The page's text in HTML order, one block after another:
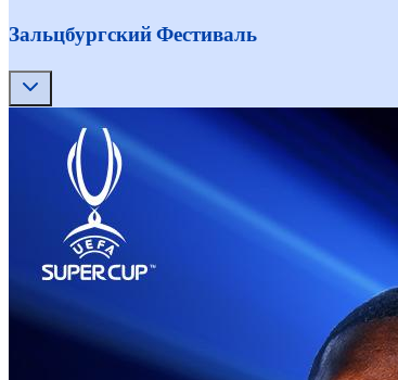
Зальцбургский Фестиваль